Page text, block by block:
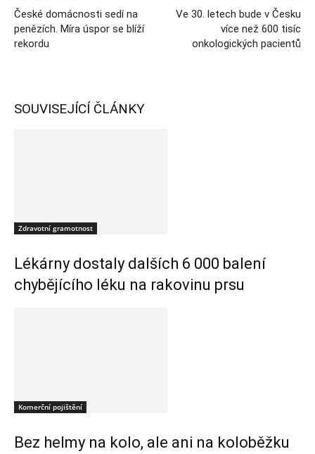
České domácnosti sedí na
penězích. Míra úspor se blíží
rekordu
Ve 30. letech bude v Česku
více než 600 tisíc
onkologických pacientů
SOUVISEJÍCÍ ČLÁNKY
Zdravotní gramotnost
Lékárny dostaly dalších 6 000 balení
chybějícího léku na rakovinu prsu
Komerční pojištění
Bez helmy na kolo, ale ani na koloběžku